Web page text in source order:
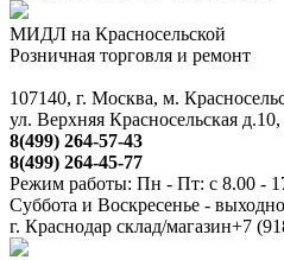
МИДЛ на Красносельской
Розничная торговля и ремонт
107140, г. Москва, м.
ул. Верхняя Красносельская
8(499) 264-57-43
8(499) 264-45-77
Режим работы: Пн - Пт: с 8.00 -
Суббота и Воскресенье -
г. Краснодар склад/магазин+7